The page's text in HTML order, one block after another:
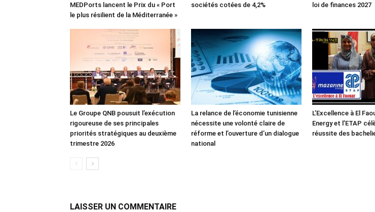
MEDPorts lancent le Prix du « Port
le plus résilient de la Méditerranée »
sociétés cotées de 4,2%
loi de finances 2027
Le Groupe QNB pousuit l’exécution
rigoureuse de ses principales
priorités stratégiques au deuxième
trimestre 2026
La relance de l’économie tunisienne
nécessite une volonté claire de
réforme et l’ouverture d’un dialogue
national
L’Excellence à El
Energy et l’ETAP
réussite des
LAISSER UN COMMENTAIRE